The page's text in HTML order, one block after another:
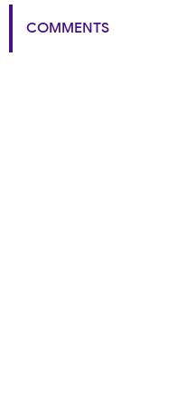
COMMENTS